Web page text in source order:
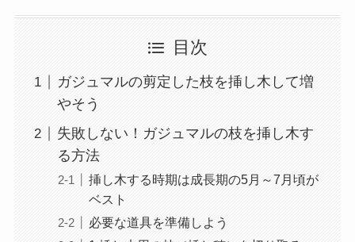
目次
ガジュマルの剪定した枝を挿し木して増
やそう
失敗しない！ガジュマルの枝を挿し木す
る方法
挿し木する時期は成長期の5月～7月頃が
ベスト
必要な道具を準備しよう